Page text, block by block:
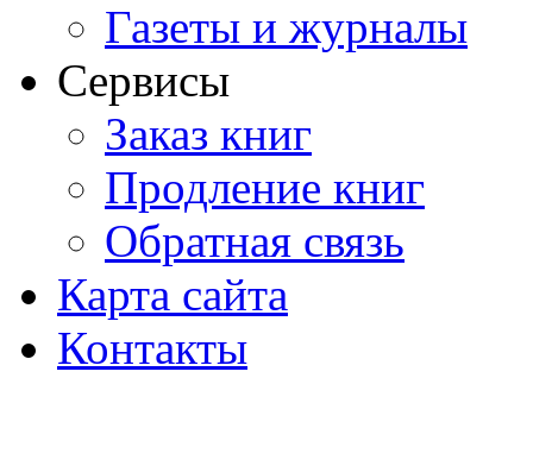
Газеты и журналы
Сервисы
Заказ книг
Продление книг
Обратная связь
Карта сайта
Контакты